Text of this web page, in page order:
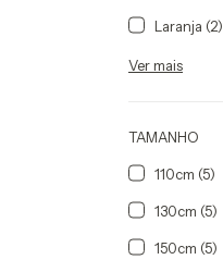
Laranja (2)
Ver mais
TAMANHO
110cm (5)
130cm (5)
150cm (5)